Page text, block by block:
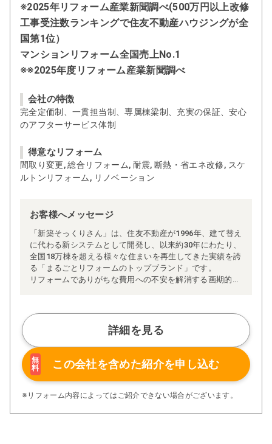
※2025年リフォーム産業新聞調べ(500万円以上改修
工事受注数ランキングで住友不動産ハウジングが全
国第1位）
マンションリフォーム全国売上No.1
※※2025年度リフォーム産業新聞調べ
会社の特徴
完全定価制、一貫担当制、専属棟梁制、充実の保証、安心
のアフターサービス体制
得意なリフォーム
間取り変更, 総合リフォーム, 耐震, 断熱・省エネ改修, スケ
ルトンリフォーム, リノベーション
お客様へメッセージ
「新築そっくりさん」は、住友不動産が1996年、建て替え
に代わる新システムとして開発し、以来約30年にわたり、
全国18万棟を超える様々な住まいを再生してきた実績を誇
る「まるごとリフォームのトップブランド」です。
リフォームでありがちな費用への不安を解消する画期的な
ム」、経験豊かなセールスエンジニアによる「一貫担当
制」などが高い信頼を得ています。
また、大規模リフォームに習熟した施工管理者が現場を統
括する「専属棟梁制」、豊富な実績に裏付けられた充実の
施工マニュアルや検査体制により高い施工品質を実現。
さらに、住友不動産のリフォームならではの充実の保証、
アフターサービス体制で工事後も安心です。
ぜひ、あなたの大切なお住まいの再生を私たちにお任せく
詳細を見る
無
料
この会社を含めた紹介を申し込む
※リフォーム内容によってはご紹介できない場合がございます。